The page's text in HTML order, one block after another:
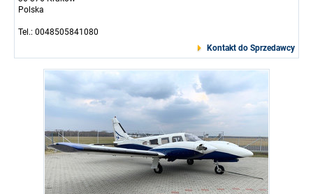
Polska
Tel.: 0048505841080
Kontakt do Sprzedawcy